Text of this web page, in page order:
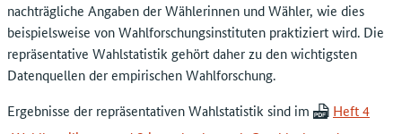
nachträgliche Angaben der Wählerinnen und Wähler, wie dies
beispielsweise von Wahlforschungsinstituten praktiziert wird. Die
repräsentative Wahlstatistik gehört daher zu den wichtigsten
Datenquellen der empirischen Wahlforschung.
Ergebnisse der repräsentativen Wahlstatistik sind im
Heft 4